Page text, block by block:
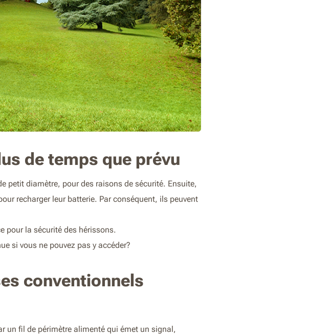
de temps que prévu
petit diamètre, pour des raisons de sécurité. Ensuite,
recharger leur batterie. Par conséquent, ils peuvent
pour la sécurité des hérissons.
si vous ne pouvez pas y accéder?
conventionnels
un fil de périmètre alimenté qui émet un signal,